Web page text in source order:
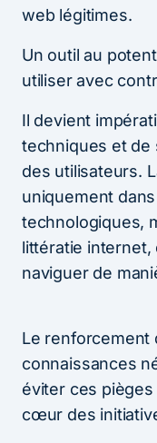
web légitimes.
Un outil au
utiliser avec
Il devient
techniques et de
des utilisateurs.
uniquement
technologiques,
littératie internet,
naviguer de
Le renforcement
connaissances
éviter ces
cœur des